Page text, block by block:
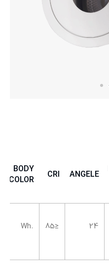
ANGELE
CRI
BODY
COLOR
24
≤85
.Wh